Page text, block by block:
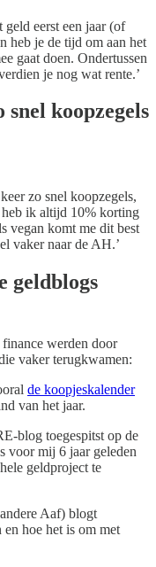
eerst een jaar (of
heb je de tijd om aan het
gaat doen. Ondertussen
je nog wat rente.’
snel koopzegels
zo snel koopzegels,
heb ik altijd 10% korting
vegan komt me dit best
vaker naar de AH.’
geldblogs
werden door
vaker terugkwamen:
de koopjeskalender
van het jaar.
blog toegespitst op de
voor mij 6 jaar geleden
geldproject te
Aaf) blogt
hoe het is om met